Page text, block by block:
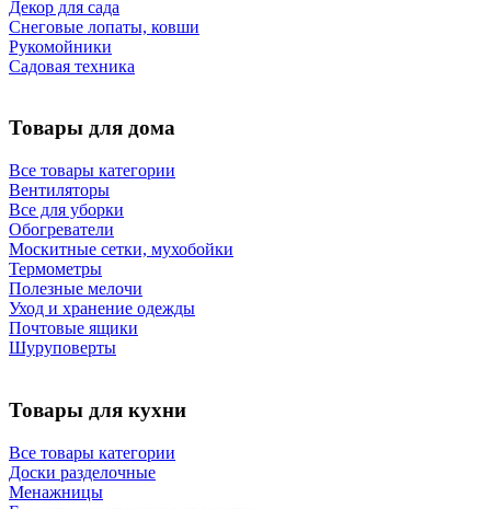
Декор для сада
Снеговые лопаты, ковши
Рукомойники
Садовая техника
Товары для дома
Все товары категории
Вентиляторы
Все для уборки
Обогреватели
Москитные сетки, мухобойки
Термометры
Полезные мелочи
Уход и хранение одежды
Почтовые ящики
Шуруповерты
Товары для кухни
Все товары категории
Доски разделочные
Менажницы